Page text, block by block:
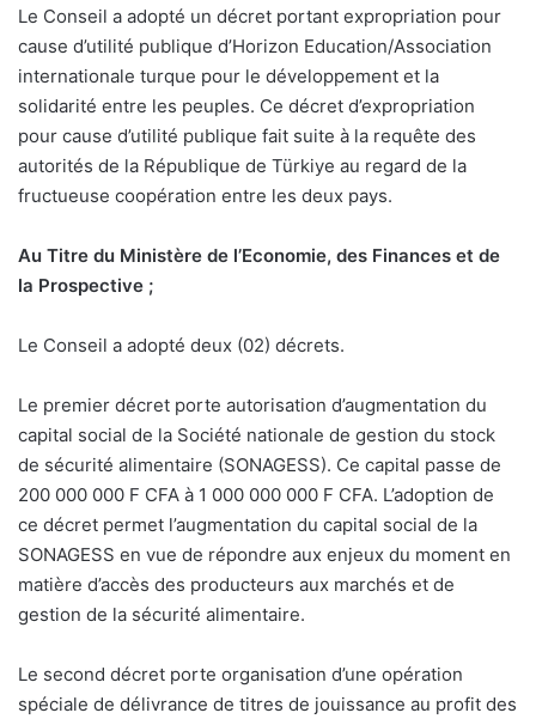
Le Conseil a adopté un décret portant expropriation pour
cause d’utilité publique d’Horizon Education/Association
internationale turque pour le développement et la
solidarité entre les peuples. Ce décret d’expropriation
pour cause d’utilité publique fait suite à la requête des
autorités de la République de Türkiye au regard de la
fructueuse coopération entre les deux pays.
Au Titre du Ministère de l’Economie, des Finances et de
la Prospective ;
Le Conseil a adopté deux (02) décrets.
Le premier décret porte autorisation d’augmentation du
capital social de la Société nationale de gestion du stock
de sécurité alimentaire (SONAGESS). Ce capital passe de
200 000 000 F CFA à 1 000 000 000 F CFA. L’adoption de
ce décret permet l’augmentation du capital social de la
SONAGESS en vue de répondre aux enjeux du moment en
matière d’accès des producteurs aux marchés et de
gestion de la sécurité alimentaire.
Le second décret porte organisation d’une opération
spéciale de délivrance de titres de jouissance au profit des